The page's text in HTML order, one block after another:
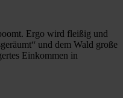
Ergo wird fleißig und
und dem Wald große
Einkommen in